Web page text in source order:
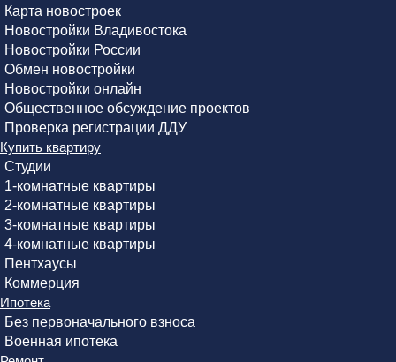
Карта новостроек
Новостройки Владивостока
Новостройки России
Обмен новостройки
Новостройки онлайн
Общественное обсуждение проектов
Проверка регистрации ДДУ
Купить квартиру
Студии
1-комнатные квартиры
2-комнатные квартиры
3-комнатные квартиры
4-комнатные квартиры
Пентхаусы
Коммерция
Ипотека
Без первоначального взноса
Военная ипотека